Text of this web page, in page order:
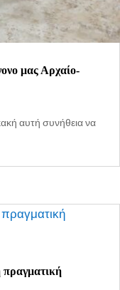
μας Αρχαίο-
αυτή συνήθεια να
πραγματική